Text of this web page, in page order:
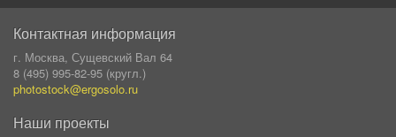
Контактная информация
г. Москва, Сущевский Вал 64
8 (495) 995-82-95 (кругл.)
photostock@ergosolo.ru
Наши проекты